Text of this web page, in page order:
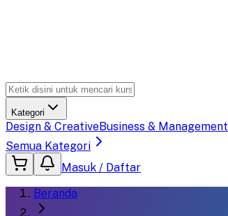
Kategori
Design & CreativeBusiness & Management
Semua Kategori
Masuk / Daftar
Beranda